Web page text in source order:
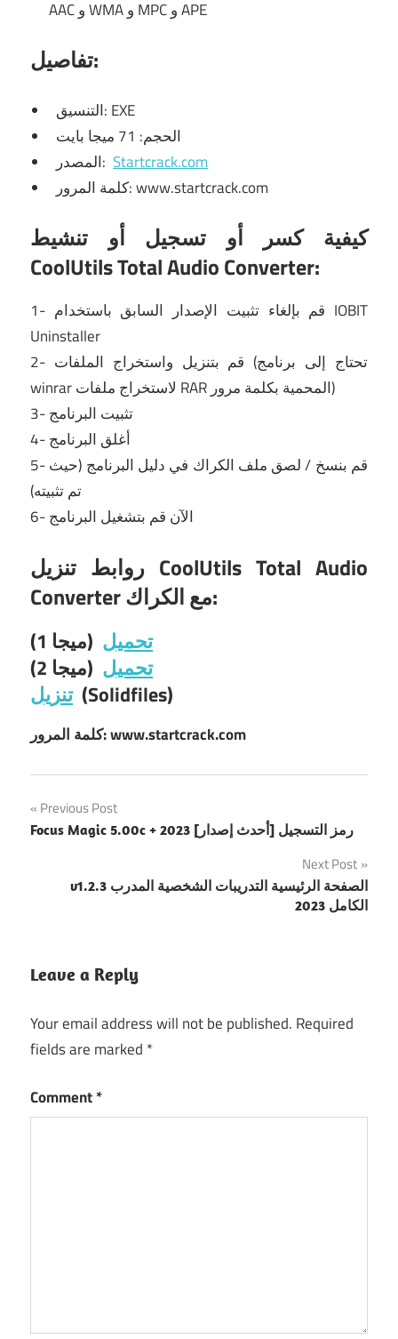
AAC و WMA و MPC و APE
تفاصيل:
التنسيق: EXE
الحجم: 71 ميجا بايت
المصدر:Startcrack.com
كلمة المرور: www.startcrack.com
كيفية كسر أو تسجيل أو تنشيط
CoolUtils Total Audio Converter:
1- قم بإلغاء تثبيت الإصدار السابق باستخدام IOBIT
Uninstaller
2- قم بتنزيل واستخراج الملفات (تحتاج إلى برنامج
winrar لاستخراج ملفات RAR المحمية بكلمة مرور)
3- تثبيت البرنامج
4- أغلق البرنامج
5- قم بنسخ / لصق ملف الكراك في دليل البرنامج (حيث
تم تثبيته)
6- الآن قم بتشغيل البرنامج
روابط تنزيل CoolUtils Total Audio
Converter مع الكراك:
تحميل (ميجا 1)
تحميل (ميجا 2)
تنزيل(Solidfiles)
كلمة المرور: www.startcrack.com
Post
navigation
Previous Post
Focus Magic 5.00c + رمز التسجيل [أحدث إصدار] 2023
Next Post
v1.2.3 الصفحة الرئيسية التدريبات الشخصية المدرب
الكامل 2023
Leave a Reply
Your email address will not be published. Required
fields are marked *
Comment*